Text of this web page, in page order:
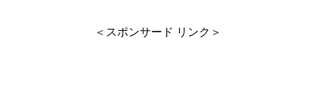
＜スポンサード リンク＞